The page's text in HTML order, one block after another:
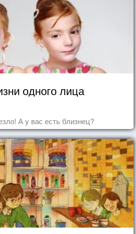
одного лица
А у вас есть близнец?